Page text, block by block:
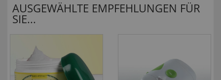
AUSGEWÄHLTE EMPFEHLUNGEN FÜR
SIE...